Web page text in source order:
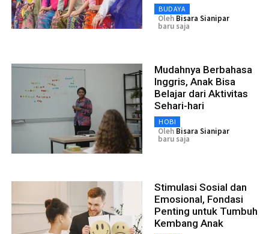
BUDAYA
Oleh Bisara Sianipar
baru saja
Mudahnya Berbahasa
Inggris, Anak Bisa
Belajar dari Aktivitas
Sehari-hari
HOBI
Oleh Bisara Sianipar
baru saja
Stimulasi Sosial dan
Emosional, Fondasi
Penting untuk Tumbuh
Kembang Anak